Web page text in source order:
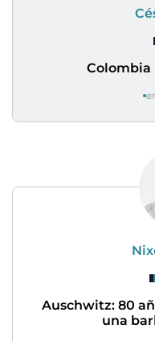
Colombia
Auschwitz: 80
una